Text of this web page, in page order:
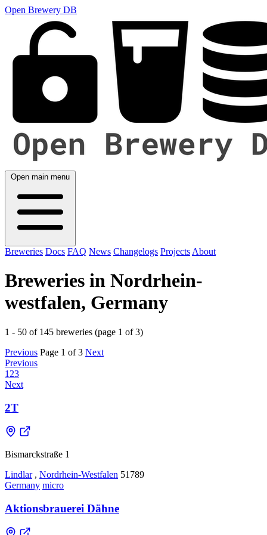
Open Brewery DB
Open main menu
Breweries Docs FAQ News Changelogs Projects About
Breweries in Nordrhein-
westfalen, Germany
1 - 50 of 145 breweries (page 1 of 3)
Previous Page 1 of 3 Next
Previous
1 23
Next
2T
Bismarckstraße 1
Lindlar , Nordrhein-Westfalen 51789
Germany micro
Aktionsbrauerei Dähne